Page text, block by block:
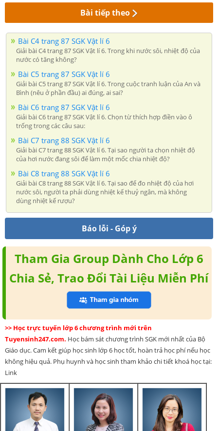
Bài tiếp theo
Bài C4 trang 87 SGK Vật lí 6
Giải bài C4 trang 87 SGK Vật lí 6. Trong khi nước sôi, nhiệt độ của
nước có tăng không?
Bài C5 trang 87 SGK Vật lí 6
Giải bài C5 trang 87 SGK Vật lí 6. Trong cuộc tranh luận của An và
Bình (nêu ở phần đầu) ai đúng, ai sai?
Bài C6 trang 87 SGK Vật lí 6
Giải bài C6 trang 87 SGK Vật lí 6. Chọn từ thích hợp điền vào ô
trống trong các câu sau:
Bài C7 trang 88 SGK Vật lí 6
Giải bài C7 trang 88 SGK Vật lí 6. Tại sao người ta chọn nhiệt độ
của hơi nước đang sôi để làm một mốc chia nhiệt độ?
Bài C8 trang 88 SGK Vật lí 6
Giải bài C8 trang 88 SGK Vật lí 6. Tại sao để đo nhiệt độ của hơi
nước sôi, người ta phải dùng nhiệt kế thuỷ ngân, mà không
dùng nhiệt kế rượu?
Báo lỗi - Góp ý
Tham Gia Group Dành Cho Lớp 6
Chia Sẻ, Trao Đổi Tài Liệu Miễn Phí
>> Học trực tuyến lớp 6 chương trình mới trên
Tuyensinh247.com. Học bám sát chương trình SGK mới nhất của Bộ
Giáo dục. Cam kết giúp học sinh lớp 6 học tốt, hoàn trả học phí nếu học
không hiệu quả. Phụ huynh và học sinh tham khảo chi tiết khoá học tại:
Link